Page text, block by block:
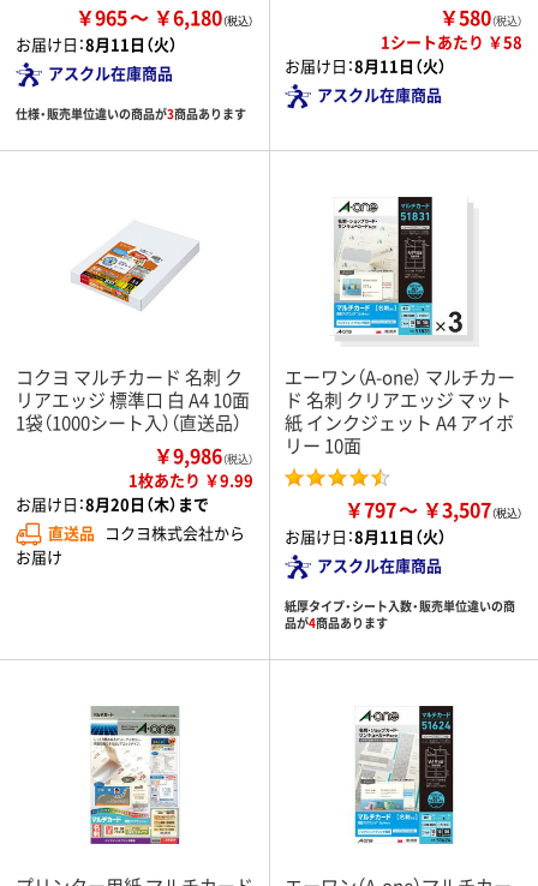
￥965 ￥6,180
お届け日：8月11日（火）
アスクル在庫商品
仕様・販売単位違いの商品が3商品あります
￥580（税込）
1シートあたり ￥58
お届け日：8月11日（火）
アスクル在庫商品
コクヨ マルチカード 名刺 ク
リアエッジ 標準口 白 A4 10面
1袋（1000シート入）（直送品）
￥9,986（税込）
1枚あたり ￥9.99
お届け日：8月20日（木）まで
直送品 コクヨ株式会社から
お届け
エーワン（A-one） マルチカー
ド 名刺 クリアエッジ マット
紙 インクジェット A4 アイボ
リー 10面
￥797 ￥3,507
お届け日：8月11日（火）
アスクル在庫商品
紙厚タイプ・シート入数・販売単位違いの商
品が4商品あります